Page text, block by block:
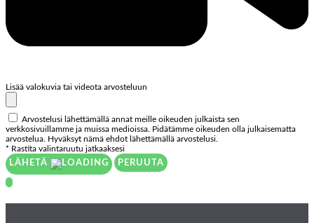
Lisää valokuvia tai videota arvosteluun
Arvostelusi lähettämällä annat meille oikeuden julkaista sen
verkkosivuillamme ja muissa medioissa. Pidätämme oikeuden olla julkaisematta
arvostelua. Hyväksyt nämä ehdot lähettämällä arvostelusi.
* Rastita valintaruutu jatkaaksesi
LÄHETÄ
PERUUTA